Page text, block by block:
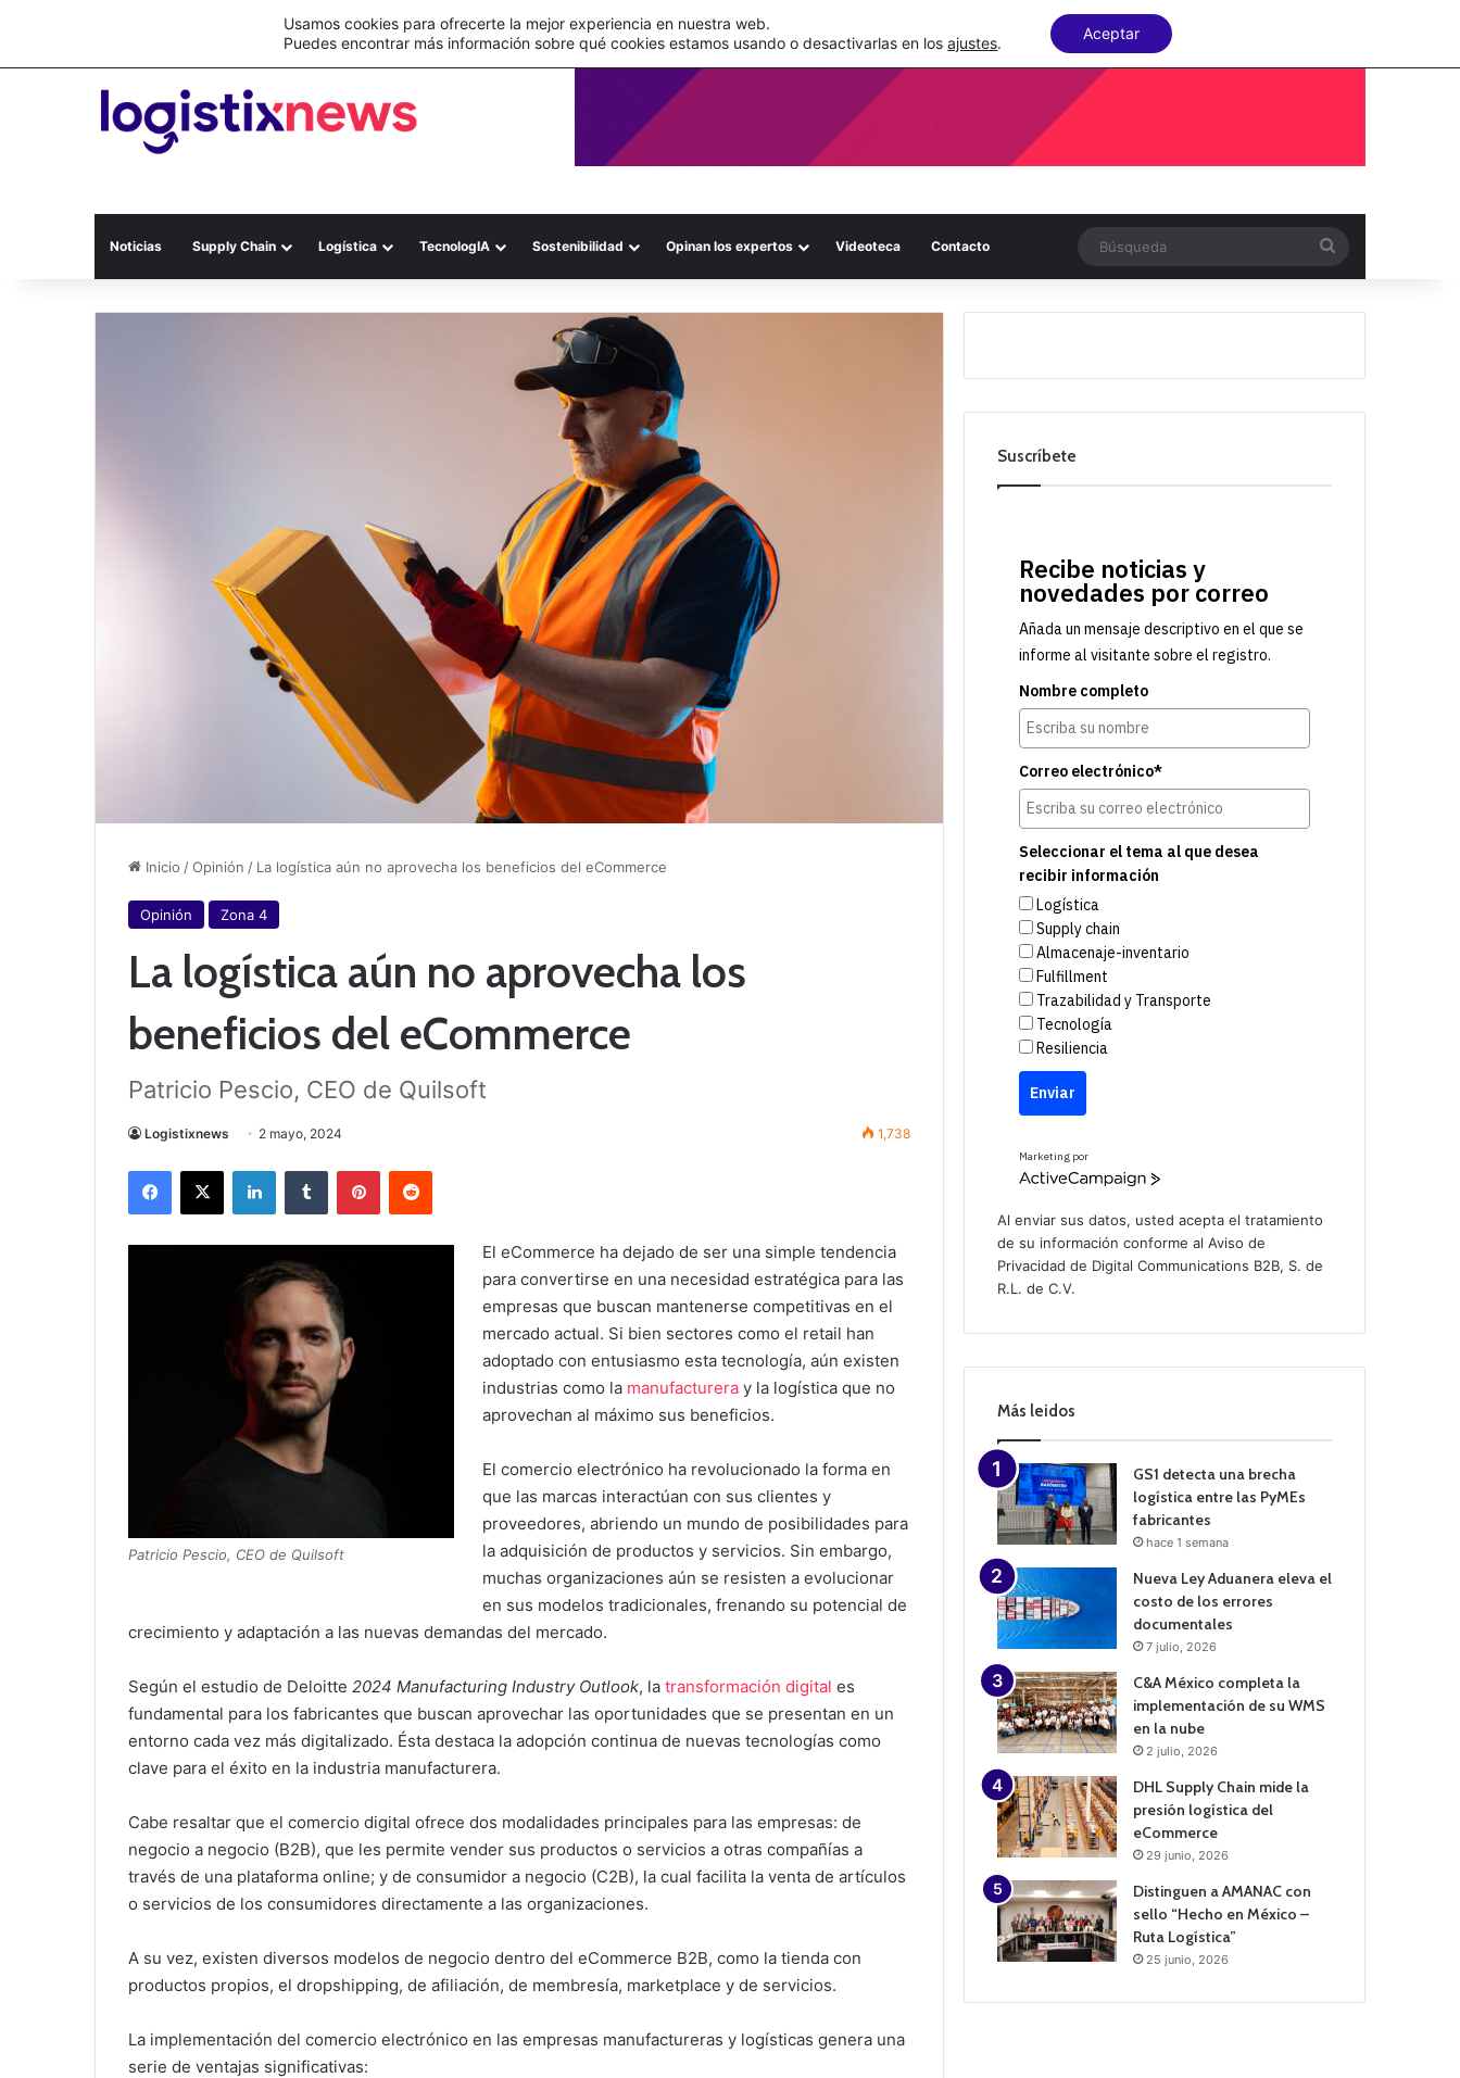
C&A México completa la implementación de su WMS en la nube
Noticias Supply Chain Logística TecnologIA Sostenibilidad Opinan los expertos Videoteca Contacto
Inicio /Opinión / La logística aún no aprovecha los beneficios del eCommerce
Opinión Zona 4
La logística aún no aprovecha los
beneficios del eCommerce
Patricio Pescio, CEO de Quilsoft
Logistixnews 2 mayo, 2024 1,738
Patricio Pescio, CEO de Quilsoft
El eCommerce ha dejado de ser una simple tendencia
para convertirse en una necesidad estratégica para las
empresas que buscan mantenerse competitivas en el
mercado actual. Si bien sectores como el retail han
adoptado con entusiasmo esta tecnología, aún existen
industrias como la manufacturera y la logística que no
aprovechan al máximo sus beneficios.
El comercio electrónico ha revolucionado la forma en
que las marcas interactúan con sus clientes y
proveedores, abriendo un mundo de posibilidades para
la adquisición de productos y servicios. Sin embargo,
muchas organizaciones aún se resisten a evolucionar
en sus modelos tradicionales, frenando su potencial de
crecimiento y adaptación a las nuevas demandas del mercado.
Según el estudio de Deloitte 2024 Manufacturing Industry Outlook, la transformación digital es
fundamental para los fabricantes que buscan aprovechar las oportunidades que se presentan en un
entorno cada vez más digitalizado. Ésta destaca la adopción continua de nuevas tecnologías como
clave para el éxito en la industria manufacturera.
Cabe resaltar que el comercio digital ofrece dos modalidades principales para las empresas: de
negocio a negocio (B2B), que les permite vender sus productos o servicios a otras compañías a
través de una plataforma online; y de consumidor a negocio (C2B), la cual facilita la venta de artículos
o servicios de los consumidores directamente a las organizaciones.
A su vez, existen diversos modelos de negocio dentro del eCommerce B2B, como la tienda con
productos propios, el dropshipping, de afiliación, de membresía, marketplace y de servicios.
La implementación del comercio electrónico en las empresas manufactureras y logísticas genera una
serie de ventajas significativas:
Suscríbete
Recibe noticias y
novedades por correo
Añada un mensaje descriptivo en el que se
informe al visitante sobre el registro.
Nombre completo
Correo electrónico*
Seleccionar el tema al que desea
recibir información
Logística
Supply chain
Almacenaje-inventario
Fulfillment
Trazabilidad y Transporte
Tecnología
Resiliencia
Enviar
Marketing por
A
v
e
p
i
n
Al enviar sus datos, usted acepta el tratamiento
de su información conforme alAviso de
Privacidad de Digital Communications B2B, S. de
R.L. de C.V.
Más leidos
GS1 detecta una brecha
logística entre las PyMEs
fabricantes
hace 1 semana
Nueva Ley Aduanera eleva el
costo de los errores
documentales
7 julio, 2026
C&A México completa la
implementación de su WMS
en la nube
2 julio, 2026
DHL Supply Chain mide la
presión logística del
eCommerce
29 junio, 2026
Distinguen a AMANAC con
sello “Hecho en México –
Ruta Logística”
25 junio, 2026
Usamos cookies para ofrecerte la mejor experiencia en nuestra web.
Puedes encontrar más información sobre qué cookies estamos usando o desactivarlas en losajustes.
Aceptar